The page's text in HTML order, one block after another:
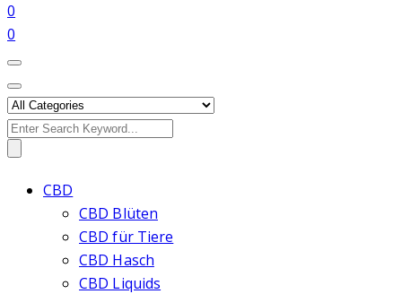
0
0
Search
CBD
CBD Blüten
CBD für Tiere
CBD Hasch
CBD Liquids